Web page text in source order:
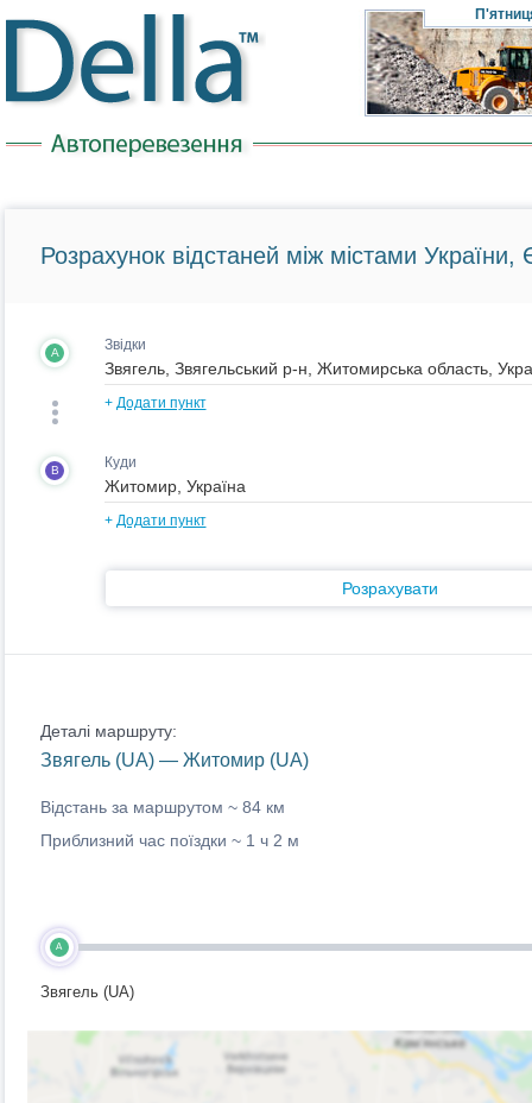
Розрахунок відстаней між містами України,
A Звідки
+ Додати пункт
B Куди
+ Додати пункт
Розрахувати
Деталі маршруту:
Звягель (UA) — Житомир (UA)
Відстань за маршрутом ~ 84 км
Приблизний час поїздки ~ 1 ч 2 м
A
Звягель (UA)